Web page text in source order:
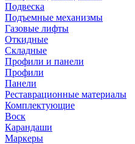
Подвеска
Подъемные механизмы
Газовые лифты
Откидные
Складные
Профили и панели
Профили
Панели
Реставрационные материалы
Комплектующие
Воск
Карандаши
Маркеры